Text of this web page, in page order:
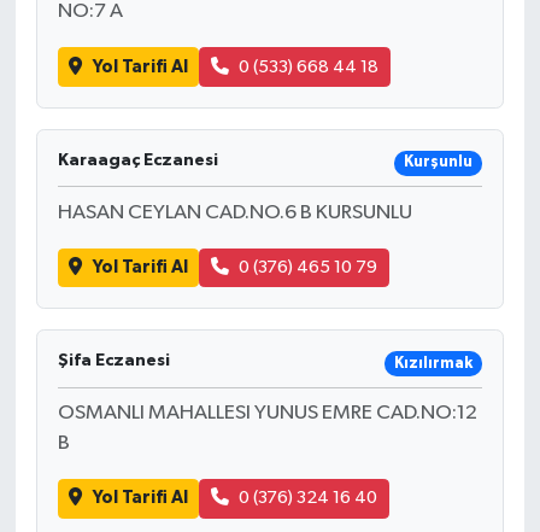
NO:7 A
Yol Tarifi Al 0 (533) 668 44 18
Karaagaç Eczanesi Kurşunlu
HASAN CEYLAN CAD.NO.6 B KURSUNLU
Yol Tarifi Al 0 (376) 465 10 79
Şifa Eczanesi Kızılırmak
OSMANLI MAHALLESI YUNUS EMRE CAD.NO:12
B
Yol Tarifi Al 0 (376) 324 16 40